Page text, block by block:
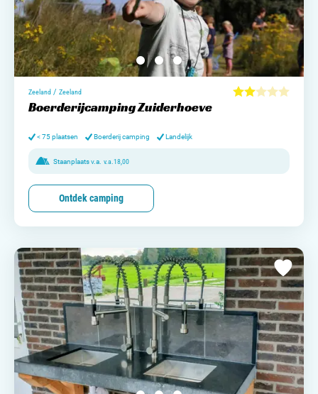
Zeeland / Zeeland
Boerderijcamping Zuiderhoeve
< 75 plaatsen Boerderij camping Landelijk
Staanplaats v.a. v.a. 18,00
Ontdek camping